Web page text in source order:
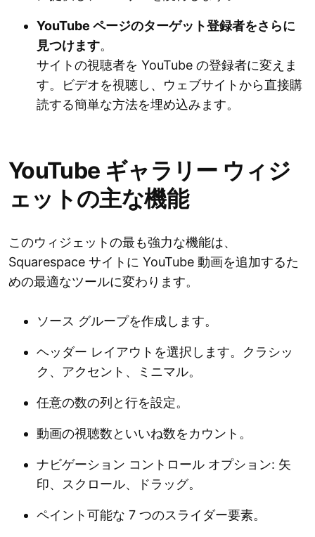
YouTube ページのターゲット登録者をさらに
見つけます。
サイトの視聴者を YouTube の登録者に変えま
す。ビデオを視聴し、ウェブサイトから直接購
読する簡単な方法を埋め込みます。
YouTube ギャラリー ウィジ
ェットの主な機能
このウィジェットの最も強力な機能は、
Squarespace サイトに YouTube 動画を追加するた
めの最適なツールに変わります。
ソース グループを作成します。
ヘッダー レイアウトを選択します。クラシッ
ク、アクセント、ミニマル。
任意の数の列と行を設定。
動画の視聴数といいね数をカウント。
ナビゲーション コントロール オプション: 矢
印、スクロール、ドラッグ。
ペイント可能な 7 つのスライダー要素。